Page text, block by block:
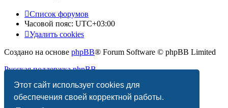
Этот сайт использует cookies для
обеспечения своей корректной работы.
Список форумов
Часовой пояс: UTC+03:00
Удалить cookies
Создано на основе phpBB® Forum Software © phpBB Limited
Русская поддержка phpBB
Конфиденциальность |Правила